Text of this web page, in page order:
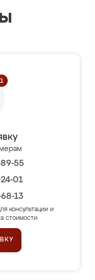
55
01
13
консультации и
стоимости.